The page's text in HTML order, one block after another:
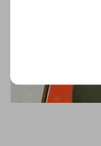
미니멀리즘으로 액
Xero Shoes의 컬트